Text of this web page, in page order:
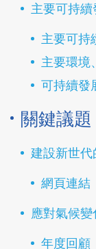
主要可持
主要可持
主要環境
可持續發
關鍵議題
建設新世代
網頁連結
應對氣候變
年度回顧